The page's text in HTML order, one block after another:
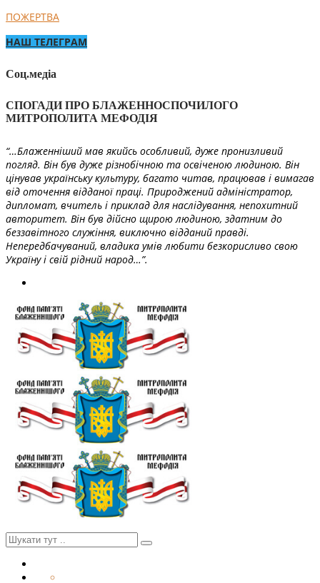
ПОЖЕРТВА
НАШ ТЕЛЕГРАМ
Соц.медіа
СПОГАДИ ПРО БЛАЖЕННОСПОЧИЛОГО
МИТРОПОЛИТА МЕФОДІЯ
“…Блаженніший мав якийсь особливий, дуже пронизливий
погляд. Він був дуже різнобічною та освіченою людиною. Він
цінував українську культуру, багато читав, працював і вимагав
від оточення відданої праці. Природжений адміністратор,
дипломат, вчитель і приклад для наслідування, непохитний
авторитет. Він був дійсно щирою людиною, здатним до
беззавітного служіння, виключно відданий правді.
Непередбачуваний, владика умів любити безкорисливо свою
Україну і свій рідний народ…”.